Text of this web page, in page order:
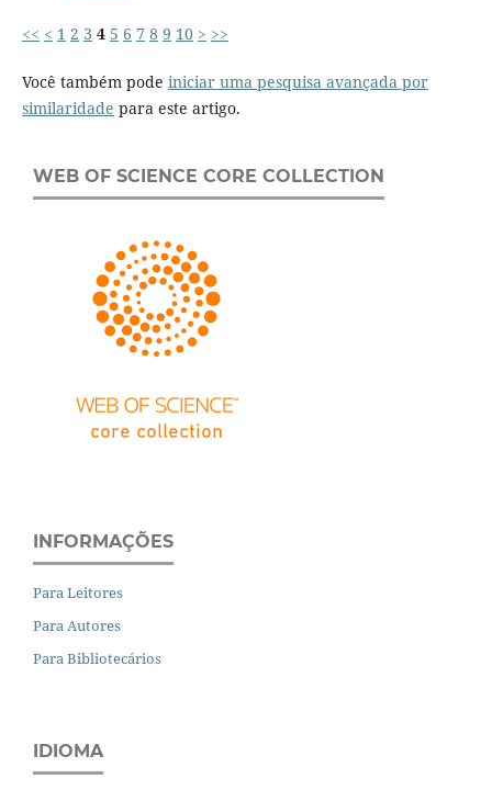
<< < 1 2 3 4 5 6 7 8 9 10 > >>
Você também pode iniciar uma pesquisa avançada por
similaridade para este artigo.
WEB OF SCIENCE CORE COLLECTION
INFORMAÇÕES
Para Leitores
Para Autores
Para Bibliotecários
IDIOMA